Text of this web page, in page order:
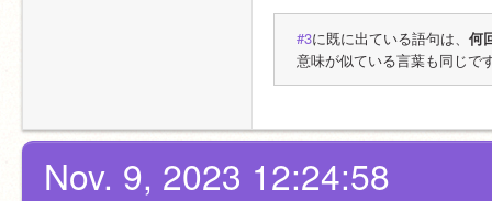
#3に既に出ている語句は、 何
意味が似ている言葉も同じで
Nov. 9, 2023 12:24:58